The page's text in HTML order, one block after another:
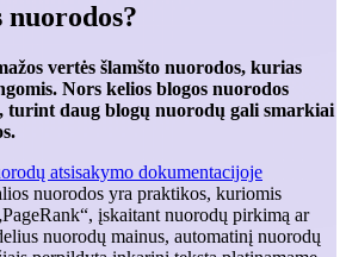
vertės šlamšto nuorodos, kurias
Nors kelios blogos nuorodos
turint daug blogų nuorodų gali smarkiai
atsisakymo dokumentacijoje
nuorodos yra praktikos, kuriomis
įskaitant nuorodų pirkimą ar
nuorodų mainus, automatinį nuorodų